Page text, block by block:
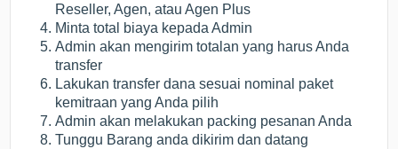
Reseller, Agen, atau Agen Plus
Minta total biaya kepada Admin
Admin akan mengirim totalan yang harus Anda
transfer
Lakukan transfer dana sesuai nominal paket
kemitraan yang Anda pilih
Admin akan melakukan packing pesanan Anda
Tunggu Barang anda dikirim dan datang